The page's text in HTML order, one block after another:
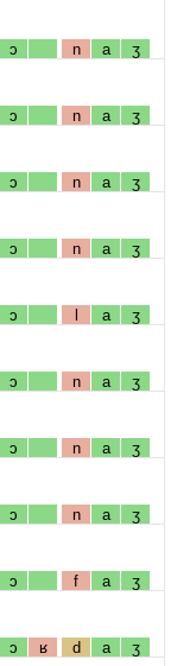
ɔ n a ʒ
ɔ n a ʒ
ɔ n a ʒ
ɔ n a ʒ
ɔ l a ʒ
ɔ n a ʒ
ɔ n a ʒ
ɔ n a ʒ
ɔ f a ʒ
ɔ ʁ d a ʒ